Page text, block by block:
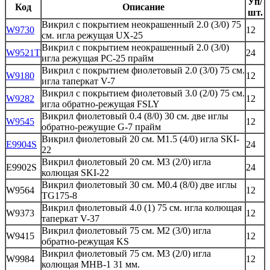
Код Описание
шт.
W9730
Викрил с покрытием неокрашенный 2.0 (3/0) 75
см. игла режущая UX-25
12
W9521T
Викрил с покрытием неокрашенный 2.0 (3/0)
игла режущая PC-25 прайм
24
W9180
Викрил с покрытием фиолетовый 2.0 (3/0) 75 см.
игла таперкат V-7
12
W9282
Викрил с покрытием фиолетовый 3.0 (2/0) 75 см.
игла обратно-режущая FSLY
12
W9545
Викрил фиолетовый 0.4 (8/0) 30 см. две иглы
обратно-режущие G-7 прайм
12
E9904S
Викрил фиолетовый 20 см. М1.5 (4/0) игла SKI-
22
24
E9902S
Викрил фиолетовый 20 см. М3 (2/0) игла
колющая SKI-22
24
W9564
Викрил фиолетовый 30 см. М0.4 (8/0) две иглы
TG175-8
12
W9373
Викрил фиолетовый 4.0 (1) 75 см. игла колющая
таперкат V-37
12
W9415
Викрил фиолетовый 75 см. М2 (3/0) игла
обратно-режущая KS
12
W9984
Викрил фиолетовый 75 см. М3 (2/0) игла
колющая MHB-1 31 мм.
12